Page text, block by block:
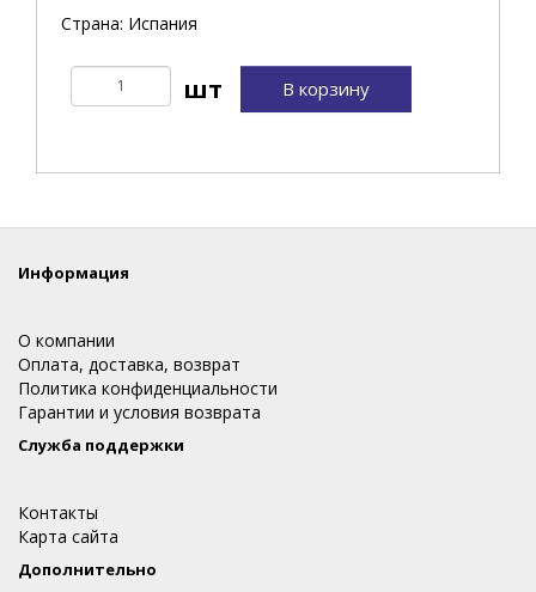
Страна: Испания
В корзину
Информация
О компании
Оплата, доставка, возврат
Политика конфиденциальности
Гарантии и условия возврата
Служба поддержки
Контакты
Карта сайта
Дополнительно